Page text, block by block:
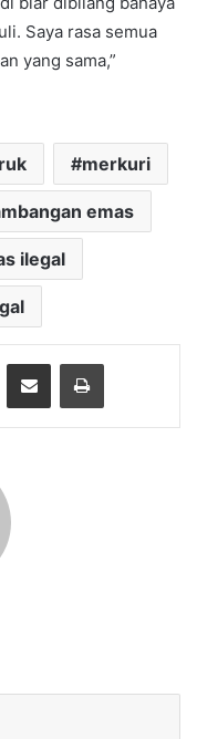
Saya rasa semua
yang sama,”
merkuri
emas
ilegal
Share via Email Print